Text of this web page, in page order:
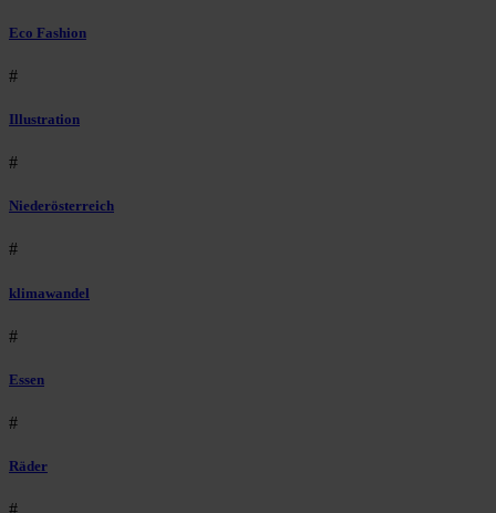
Eco Fashion
#
Illustration
#
Niederösterreich
#
klimawandel
#
Essen
#
Räder